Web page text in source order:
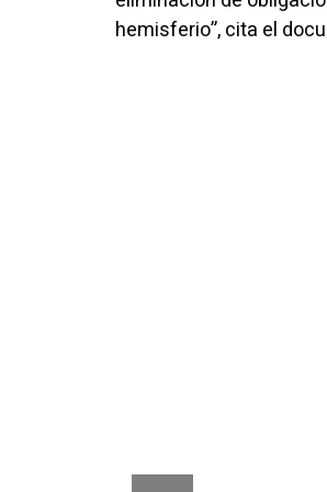
hemisferio”, cita el